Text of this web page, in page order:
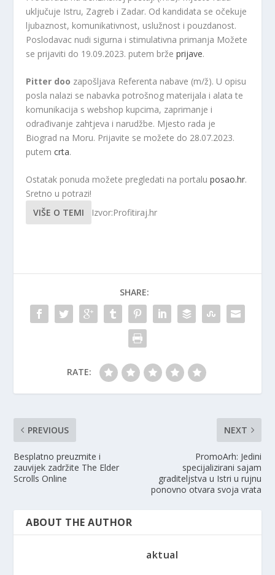
uključuje Istru, Zagreb i Zadar. Od kandidata se očekuje
ljubaznost, komunikativnost, uslužnost i pouzdanost.
Poslodavac nudi sigurna i stimulativna primanja Možete
se prijaviti do 19.09.2023. putem bržeprijave.
Pitter doo zapošljava Referenta nabave (m/ž). U opisu
posla nalazi se nabavka potrošnog materijala i alata te
komunikacija s webshop kupcima, zaprimanje i
odrađivanje zahtjeva i narudžbe. Mjesto rada je
Biograd na Moru. Prijavite se možete do 28.07.2023.
putemcrta.
Ostatak ponuda možete pregledati na portaluposao.hr.
Sretno u potrazi!
VIŠE O TEMI
Izvor:Profitiraj.hr
SHARE:
RATE:
PREVIOUS
Besplatno preuzmite i
zauvijek zadržite The Elder
Scrolls Online
NEXT
PromoArh: Jedini
specijalizirani sajam
graditeljstva u Istri u rujnu
ponovno otvara svoja vrata
ABOUT THE AUTHOR
aktual